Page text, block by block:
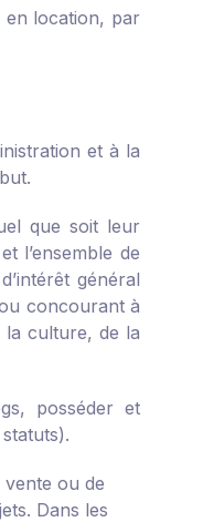
en location, par
et à la
que soit leur
l’ensemble de
général
concourant à
la culture, de la
posséder et
vente ou de
Dans les